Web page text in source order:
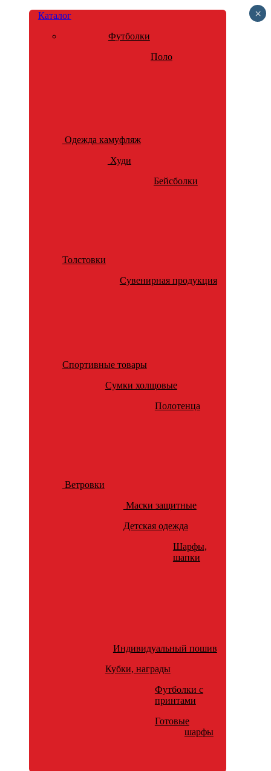
Каталог
Футболки
Поло
Одежда камуфляж
Худи
Бейсболки
Толстовки
Сувенирная продукция
Спортивные товары
Сумки холщовые
Полотенца
Ветровки
Маски защитные
Детская одежда
Шарфы,
шапки
Индивидуальный пошив
Кубки, награды
Футболки с
принтами
Готовые
шарфы
×